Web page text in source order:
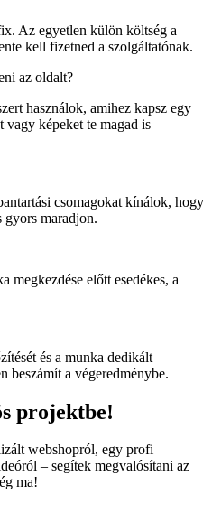
Az egyetlen külön költség a
kell fizetned a szolgáltatónak.
az oldalt?
használok, amihez kapsz egy
képeket te magad is
csomagokat kínálok, hogy
gyors maradjon.
előtt esedékes, a
és a munka dedikált
beszámít a végeredménybe.
projektbe!
webshopról, egy profi
– segítek megvalósítani az
ma!